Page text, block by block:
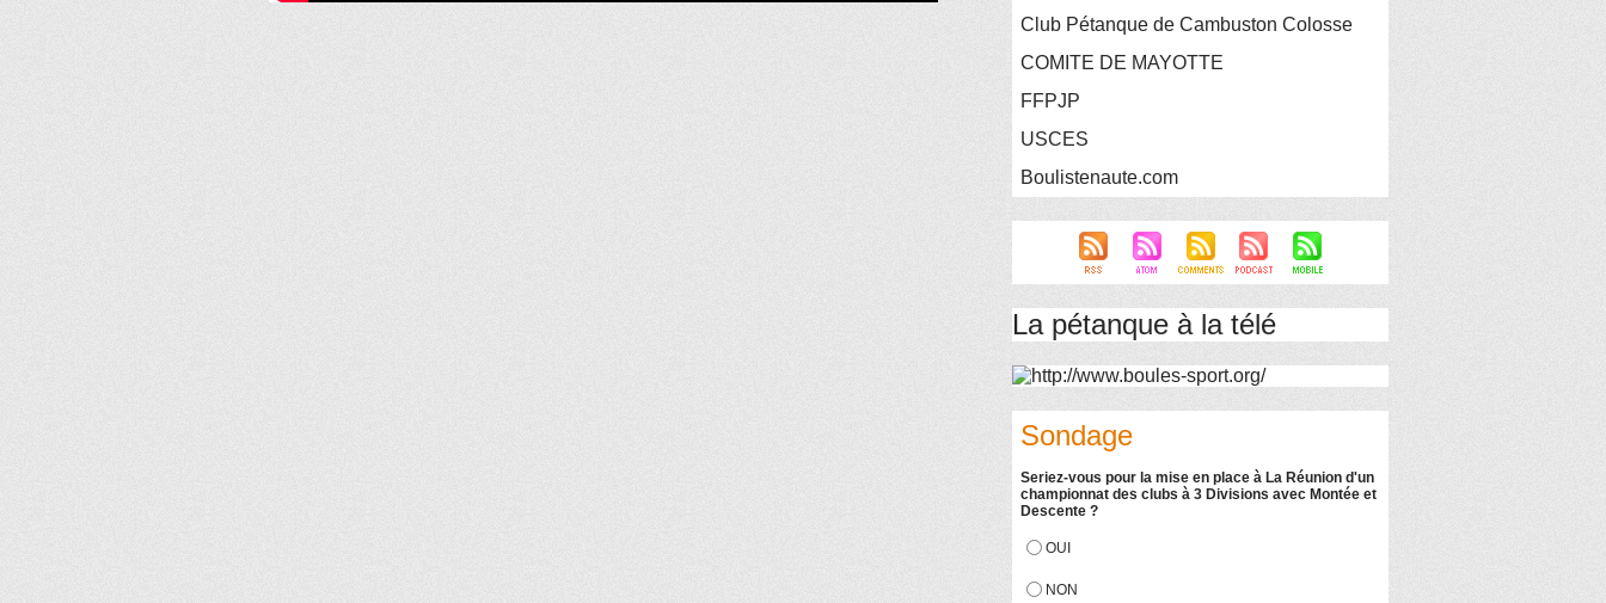
Club Pétanque de Cambuston Colosse
COMITE DE MAYOTTE
FFPJP
USCES
Boulistenaute.com
La pétanque à la télé
Sondage
Seriez-vous pour la mise en place à La Réunion d'un
championnat des clubs à 3 Divisions avec Montée et
Descente ?
OUI
NON